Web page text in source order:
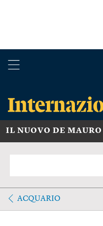
IL NUOVO DE MAURO
ACQUARIO